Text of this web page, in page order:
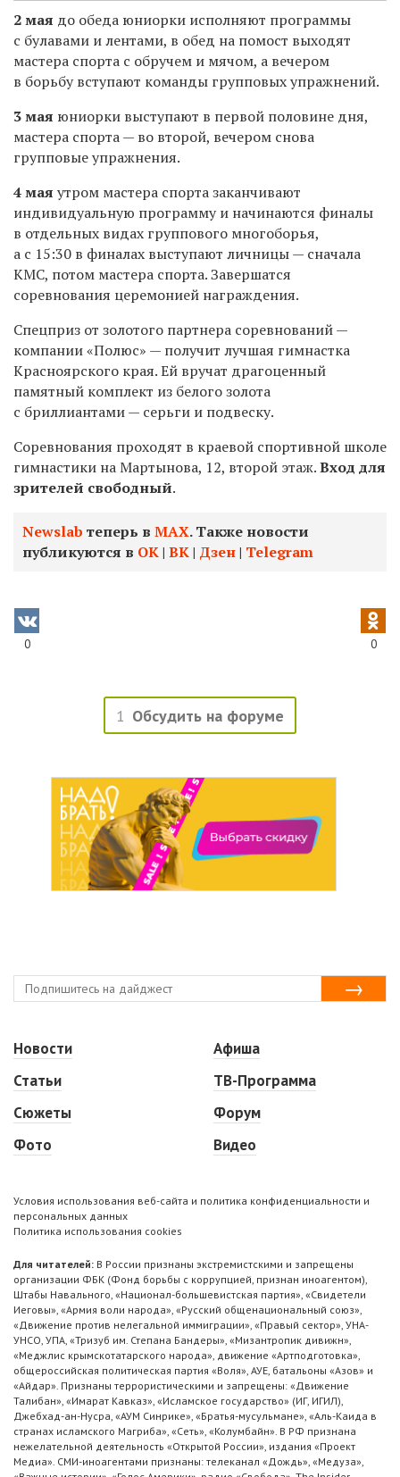
2 мая до обеда юниорки исполняют программы
с булавами и лентами, в обед на помост выходят
мастера спорта с обручем и мячом, а вечером
в борьбу вступают команды групповых упражнений.
3 мая юниорки выступают в первой половине дня,
мастера спорта — во второй, вечером снова
групповые упражнения.
4 мая утром мастера спорта заканчивают
индивидуальную программу и начинаются финалы
в отдельных видах группового многоборья,
а с 15:30 в финалах выступают личницы — сначала
КМС, потом мастера спорта. Завершатся
соревнования церемонией награждения.
Спецприз от золотого партнера соревнований —
компании «Полюс» — получит лучшая гимнастка
Красноярского края. Ей вручат драгоценный
памятный комплект из белого золота
с бриллиантами — серьги и подвеску.
Соревнования проходят в краевой спортивной школе
гимнастики на Мартынова, 12, второй этаж.Вход для
зрителей свободный.
Newslab теперь в МАХ. Также новости
публикуются в ОК| ВК| Дзен| Telegram
0 0
1 Обсудить на форуме
Новости
Статьи
Сюжеты
Фото
Афиша
ТВ-Программа
Форум
Видео
Условия использования веб-сайта и политика конфиденциальности и
персональных данных
Политика использования cookies
Для читателей: В России признаны экстремистскими и запрещены
организации ФБК (Фонд борьбы с коррупцией, признан иноагентом),
Штабы Навального, «Национал-большевистская партия», «Свидетели
Иеговы», «Армия воли народа», «Русский общенациональный союз»,
«Движение против нелегальной иммиграции», «Правый сектор», УНА-
УНСО, УПА, «Тризуб им. Степана Бандеры», «Мизантропик дивижн»,
«Меджлис крымскотатарского народа», движение «Артподготовка»,
общероссийская политическая партия «Воля», АУЕ, батальоны «Азов» и
«Айдар». Признаны террористическими и запрещены: «Движение
Талибан», «Имарат Кавказ», «Исламское государство» (ИГ, ИГИЛ),
Джебхад-ан-Нусра, «АУМ Синрике», «Братья-мусульмане», «Аль-Каида в
странах исламского Магриба», «Сеть», «Колумбайн». В РФ признана
нежелательной деятельность «Открытой России», издания «Проект
Медиа». СМИ-иноагентами признаны: телеканал «Дождь», «Медуза»,